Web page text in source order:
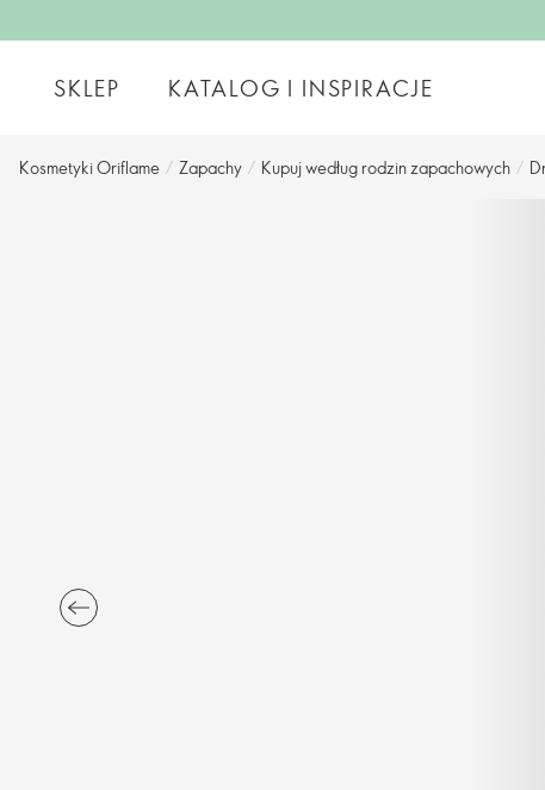
SKLEP KATALOG I INSPIRACJE
Kosmetyki Oriflame / Zapachy / Kupuj według rodzin zapachowych /